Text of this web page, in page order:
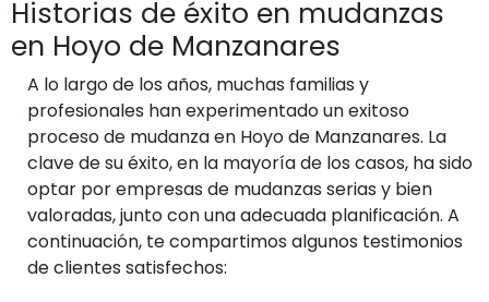
Historias de éxito en mudanzas
en Hoyo de Manzanares
A lo largo de los años, muchas familias y
profesionales han experimentado un exitoso
proceso de mudanza en Hoyo de Manzanares. La
clave de su éxito, en la mayoría de los casos, ha sido
optar por empresas de mudanzas serias y bien
valoradas, junto con una adecuada planificación. A
continuación, te compartimos algunos testimonios
de clientes satisfechos: